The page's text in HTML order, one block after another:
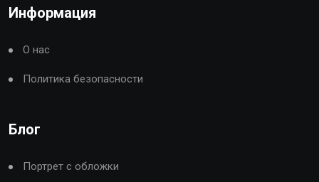
Информация
О нас
Политика безопасности
Блог
Портрет с обложки